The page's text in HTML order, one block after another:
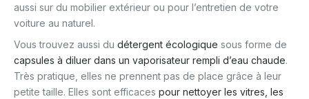
aussi sur du mobilier extérieur ou pour l’entretien de votre
voiture au naturel.
Vous trouvez aussi du détergent écologique sous forme de
capsules à diluer dans un vaporisateur rempli d’eau chaude.
Très pratique, elles ne prennent pas de place grâce à leur
petite taille. Elles sont efficaces pour nettoyer les vitres, les